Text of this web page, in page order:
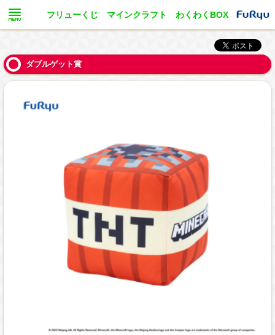
フリューくじ マインクラフト わくわくBOX
ダブルゲット賞